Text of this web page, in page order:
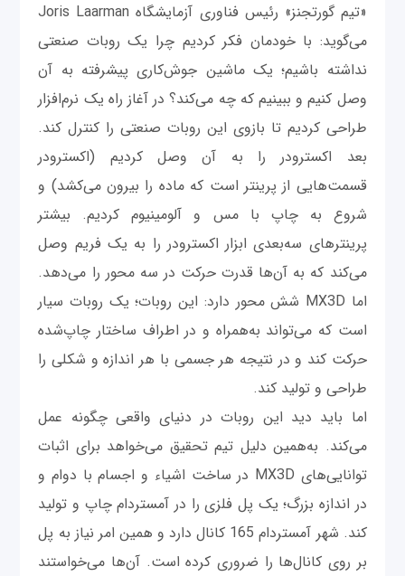
«تیم گورتجنز» رئیس فناوری آزمایشگاه Joris Laarman
می‌گوید: با خودمان فکر کردیم چرا یک روبات صنعتی
نداشته باشیم؛ یک ماشین جوش‌کاری پیشرفته به آن
وصل کنیم و ببینیم که چه می‌کند؟ در آغاز راه یک نرم‌افزار
طراحی کردیم تا بازوی این روبات صنعتی را کنترل کند.
بعد اکسترودر را به آن وصل کردیم (اکسترودر
قسمت‌هایی از پرینتر است که ماده را بیرون می‌کشد) و
شروع به چاپ با مس و آلومینیوم کردیم. بیشتر
پرینترهای سه‌بعدی ابزار اکسترودر را به یک فریم وصل
می‌کند که به آن‌ها قدرت حرکت در سه محور را می‌دهد.
اما MX3D شش محور دارد: این روبات؛‌ یک روبات سیار
است که می‌تواند به‌همراه و در اطراف ساختار چاپ‌شده
حرکت کند و در نتیجه هر جسمی با هر اندازه و شکلی را
طراحی و تولید کند.
اما باید دید این روبات در دنیای واقعی چگونه عمل
می‌کند. به‌همین دلیل تیم تحقیق می‌خواهد برای اثبات
توانایی‌های MX3D در ساخت اشیاء و اجسام با دوام و
در اندازه بزرگ؛ یک پل فلزی را در آمستردام چاپ و تولید
کند. شهر آمستردام 165 کانال دارد و همین امر نیاز به پل
بر روی کانال‌ها را ضروری کرده است. آن‌ها می‌خواستند